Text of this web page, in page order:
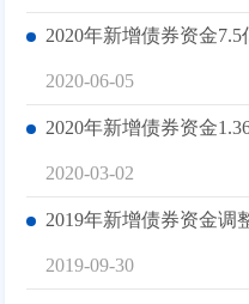
2020年新增债券资金
2020-06-05
2020年新增债券资金
2020-03-02
2019年新增债券资金调
2019-09-30